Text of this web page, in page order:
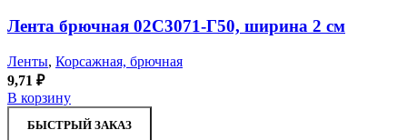
Лента брючная 02С3071-Г50, ширина 2 см
Ленты, Корсажная, брючная
9,71 ₽
В корзину
БЫСТРЫЙ ЗАКАЗ